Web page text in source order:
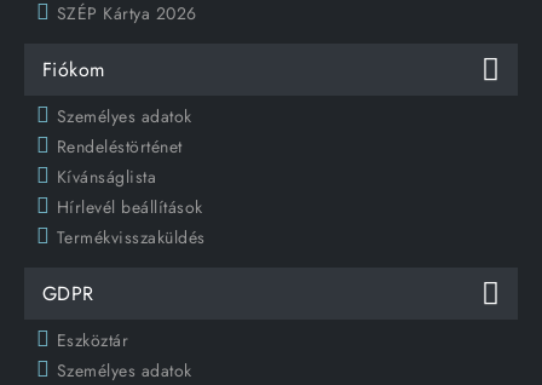
SZÉP Kártya 2026
Fiókom
Személyes adatok
Rendeléstörténet
Kívánságlista
Hírlevél beállítások
Termékvisszaküldés
GDPR
Eszköztár
Személyes adatok